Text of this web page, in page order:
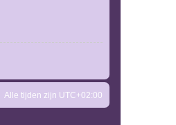
Alle tijden zijn UTC+02:00